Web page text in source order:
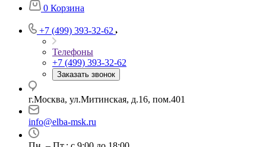
0 Корзина
+7 (499) 393-32-62
Телефоны
+7 (499) 393-32-62
Заказать звонок
г.Москва, ул.Митинская, д.16, пом.401
info@elba-msk.ru